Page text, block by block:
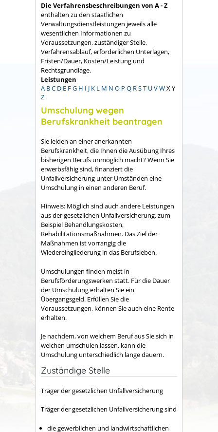
Die Verfahrensbeschreibungen von A - Z
enthalten zu den staatlichen
Verwaltungsdienstleistungen jeweils alle
wesentlichen Informationen zu
Voraussetzungen, zuständiger Stelle,
Verfahrensablauf, erforderlichen Unterlagen,
Fristen/Dauer, Kosten/Leistung und
Rechtsgrundlage.
Leistungen
A BC D E FG H I J K L M N O P Q RST UVWX Y
Z
Umschulung wegen
Berufskrankheit beantragen
Sie leiden an einer anerkannten
Berufskrankheit, die Ihnen die Ausübung Ihres
bisherigen Berufs unmöglich macht? Wenn Sie
erwerbsfähig sind, finanziert die
Unfallversicherung unter Umständen eine
Umschulung in einen anderen Beruf.
Hinweis: Möglich sind auch andere Leistungen
aus der gesetzlichen Unfallversicherung,zum
Beispiel Behandlungskosten,
Rehabilitationsmaßnahmen. Das Ziel der
Maßnahmen ist vorrangig die
Wiedereingliederung in das Berufsleben.
Umschulungen finden meist in
Berufsförderungswerken statt. Für die Dauer
der Umschulung erhalten Sie ein
Übergangsgeld. Erfüllen Sie die
Voraussetzungen, können Sie auch eine Rente
erhalten.
Je nachdem, von welchem Beruf aus Sie sich in
welchen umschulen lassen, kann die
Umschulung unterschiedlich lange dauern.
Zuständige Stelle
Träger der gesetzlichen Unfallversicherung
Träger der gesetzlichen Unfallversicherung sind
die gewerblichen und landwirtschaftlichen